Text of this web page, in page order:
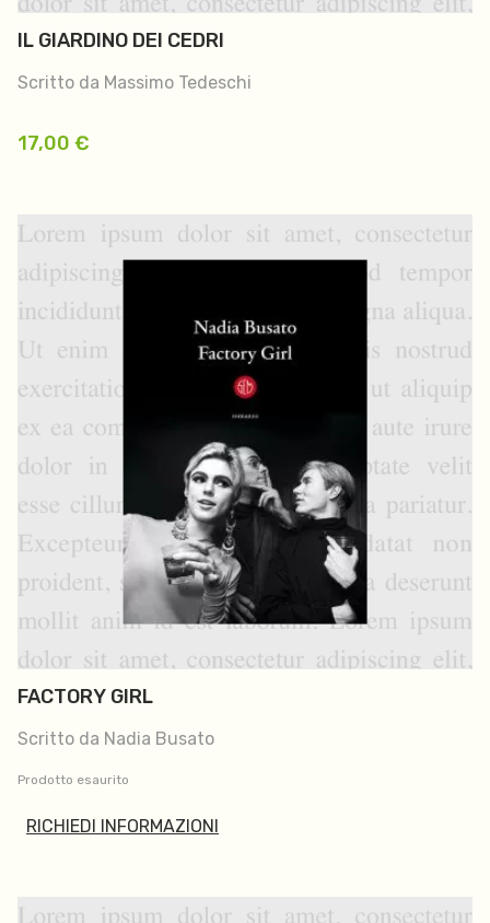
IL GIARDINO DEI CEDRI
Scritto da Massimo Tedeschi
17,00 €
FACTORY GIRL
Scritto da Nadia Busato
Prodotto esaurito
RICHIEDI INFORMAZIONI